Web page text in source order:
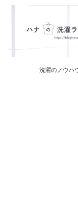
洗濯のノウハ